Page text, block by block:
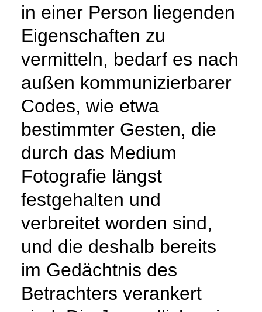
in einer Person liegenden
Eigenschaften zu
vermitteln, bedarf es nach
außen kommunizierbarer
Codes, wie etwa
bestimmter Gesten, die
durch das Medium
Fotografie längst
festgehalten und
verbreitet worden sind,
und die deshalb bereits
im Gedächtnis des
Betrachters verankert